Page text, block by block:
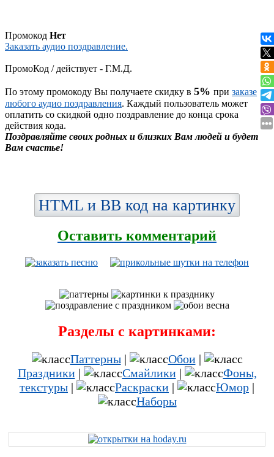
Промокод Нет
Заказать аудио поздравление.
ПромоКод / действует - Г.М.Д.
По этому промокоду Вы получаете скидку в 5% при заказе
любого аудио поздравления. Каждый пользователь может
оплатить со скидкой одно поздравление до конца срока
действия кода.
Поздравляйте своих родных и близких Вам людей и будет
Вам счастье!
HTML и BB код на картинку
Оставить комментарий
Разделы с картинками:
Паттерны| Обои|
Праздники| Смайлики|
Фоны,
текстуры | Раскраски | Юмор |
Наборы